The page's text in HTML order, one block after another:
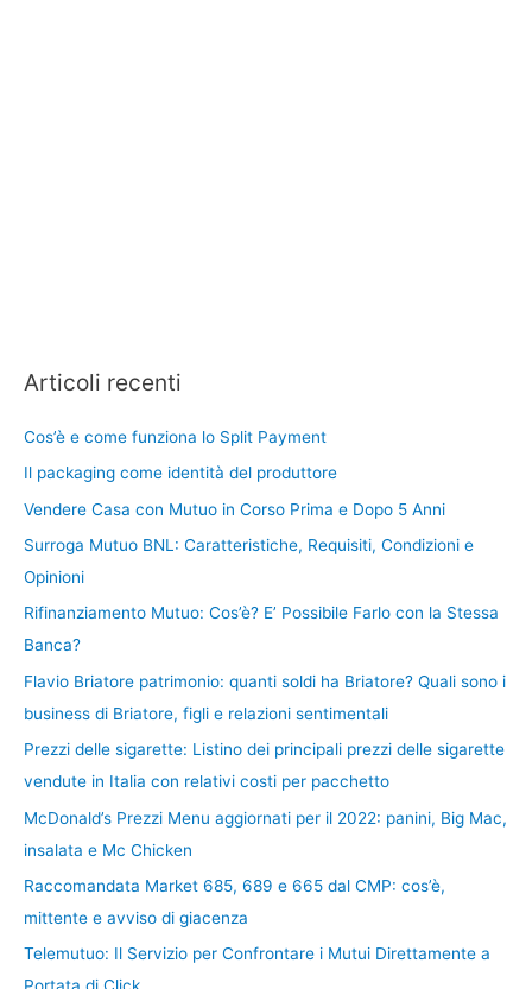
Articoli recenti
Cos’è e come funziona lo Split Payment
Il packaging come identità del produttore
Vendere Casa con Mutuo in Corso Prima e Dopo 5 Anni
Surroga Mutuo BNL: Caratteristiche, Requisiti, Condizioni e
Opinioni
Rifinanziamento Mutuo: Cos’è? E’ Possibile Farlo con la Stessa
Banca?
Flavio Briatore patrimonio: quanti soldi ha Briatore? Quali sono i
business di Briatore, figli e relazioni sentimentali
Prezzi delle sigarette: Listino dei principali prezzi delle sigarette
vendute in Italia con relativi costi per pacchetto
McDonald’s Prezzi Menu aggiornati per il 2022: panini, Big Mac,
insalata e Mc Chicken
Raccomandata Market 685, 689 e 665 dal CMP: cos’è,
mittente e avviso di giacenza
Telemutuo: Il Servizio per Confrontare i Mutui Direttamente a